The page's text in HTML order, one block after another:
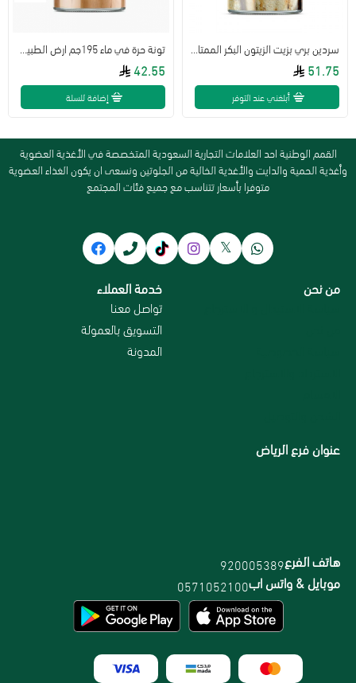
51.75
أبلغني عند التوفر
42.55
إضافة للسلة
القمم الوطنية احد العلامات التجارية السعودية المتخصصة في الأغذية العضوية
وأغذية الحمية والدايت والأغذية الخالية من الجلوتين ونسعى ان يكون الغذاء العضوية
متوفرا بأسعار تتناسب مع جميع فئات المجتمع
من نحن خدمة العملاء
تواصل معنا
التسويق بالعمولة
المدونة
عنوان فرع الرياض
هاتف الفرع920005389
موبايل & واتس اب0571052100